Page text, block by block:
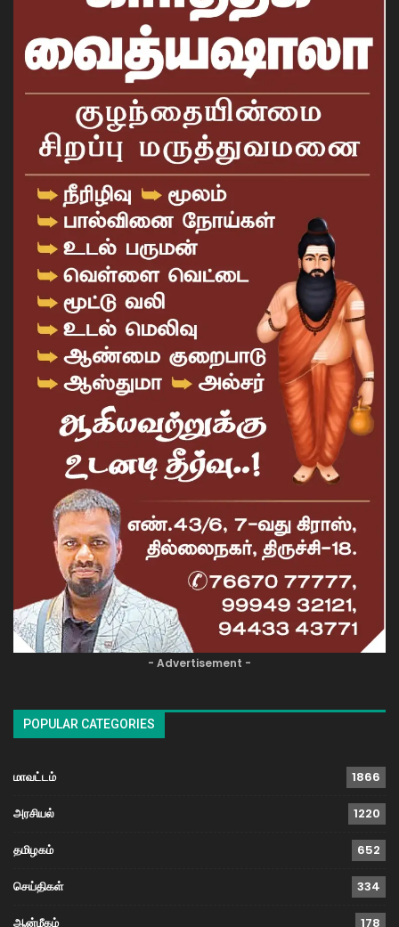
- Advertisement -
POPULAR CATEGORIES
மாவட்டம் 1866
அரசியல் 1220
தமிழகம் 652
செய்திகள் 334
ஆன்மீகம் 178